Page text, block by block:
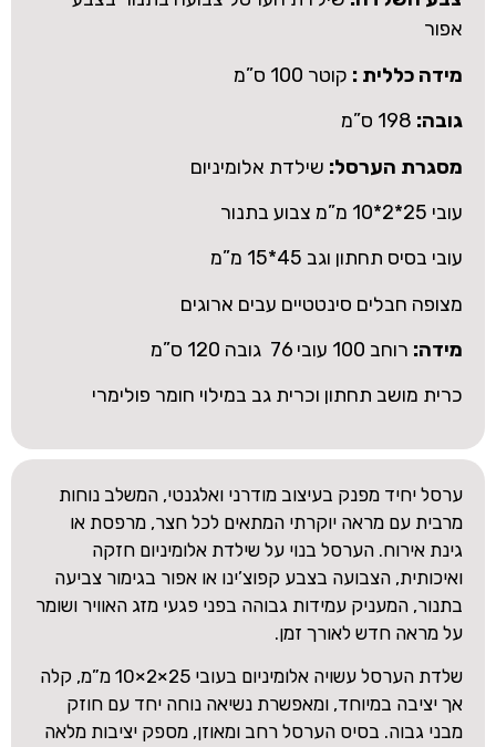
אפור
מידה כללית : קוטר 100 ס”מ
גובה:
מסגרת הערסל: שילדת אלומיניום
עובי 25*2*10 מ”מ צבוע בתנור
עובי בסיס תחתון וגב 45*15 מ”מ
מצופה חבלים סינטטיים עבים ארוגים
מידה: רוחב 100 עובי 76 גובה 120 ס”מ
כרית מושב תחתון וכרית גב במילוי חומר פולימרי
ערסל יחיד מפנק בעיצוב מודרני ואלגנטי, המשלב נוחות
מרבית עם מראה יוקרתי המתאים לכל חצר, מרפסת או
גינת אירוח. הערסל בנוי על שילדת אלומיניום חזקה
ואיכותית, הצבועה בצבע קפוצ’ינו או אפור בגימור צביעה
בתנור, המעניק עמידות גבוהה בפני פגעי מזג האוויר ושומר
על מראה חדש לאורך זמן.
שלדת הערסל עשויה אלומיניום בעובי 25×2×10 מ”מ, קלה
אך יציבה במיוחד, ומאפשרת נשיאה נוחה יחד עם חוזק
מבני גבוה. בסיס הערסל רחב ומאוזן, מספק יציבות מלאה